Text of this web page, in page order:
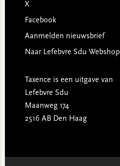
X
Facebook
Aanmelden nieuwsbrief
Naar Lefebvre Sdu Webshop
Taxence is een uitgave van
Lefebvre Sdu
Maanweg 174
2516 AB Den Haag